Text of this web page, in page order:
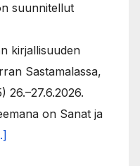
suunnitellut
kirjallisuuden
Sastamalassa,
26.–27.6.2026.
on Sanat ja